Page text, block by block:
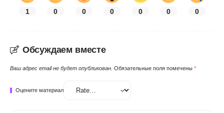
1 0 0 0 0 0 0
Обсуждаем вместе
Ваш адрес email не будет опубликован. Обязательные поля помечены *
Оцените материал